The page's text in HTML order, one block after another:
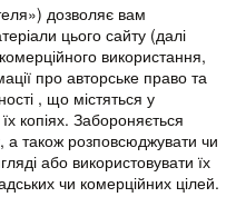
дозволяє вам
цього сайту (далі
використання,
про авторське право та
, що містяться у
копіях. Забороняється
а також розповсюджувати чи
або використовувати їх
чи комерційних цілей.